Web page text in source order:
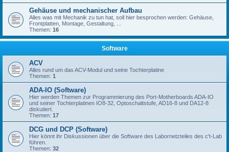
Gehäuse und mechanischer Aufbau
Alles was mit Mechanik zu tun hat, soll hier besprochen werden: Gehäuse,
Frontplatten, Montage, Gestaltung, ...
Themen: 16
Software
ACV
Alles rund um das ACV-Modul und seine Tochterplatine
Themen: 1
ADA-IO (Software)
Hier werden Themen zur Programmierung des Port-Motherboards ADA-IO
und seiner Tochterplatinen IO8-32, Optoschaltstufe, AD16-8 und DA12-8
diskutiert.
Themen: 17
DCG und DCP (Software)
Hier könnt ihr Diskussionen über die Software des Labornetzteiles des c't-Lab
führen.
Themen: 32